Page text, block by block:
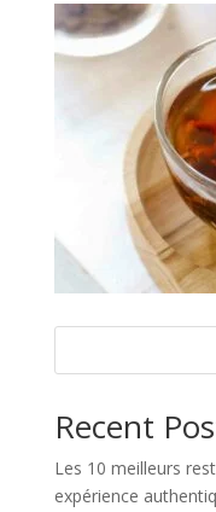
Recent
Les 10 meilleurs
expérience